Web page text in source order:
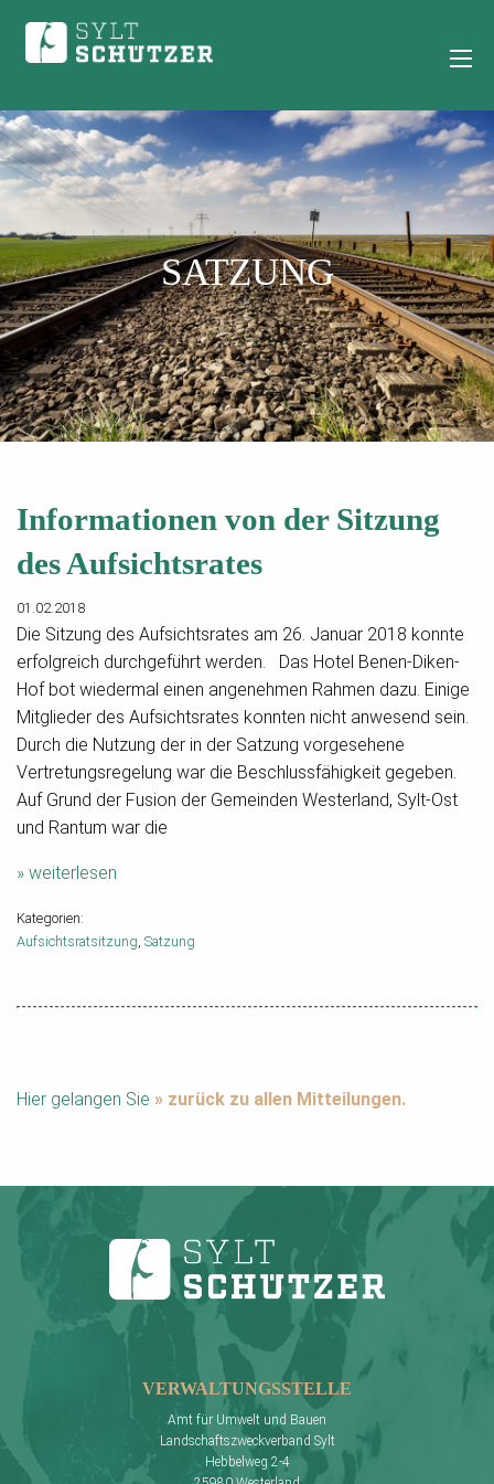
SATZUNG
Informationen von der Sitzung
des Aufsichtsrates
01.02.2018
Die Sitzung des Aufsichtsrates am 26. Januar 2018 konnte
erfolgreich durchgeführt werden. Das Hotel Benen-Diken-
Hof bot wiedermal einen angenehmen Rahmen dazu. Einige
Mitglieder des Aufsichtsrates konnten nicht anwesend sein.
Durch die Nutzung der in der Satzung vorgesehene
Vertretungsregelung war die Beschlussfähigkeit gegeben.
Auf Grund der Fusion der Gemeinden Westerland, Sylt-Ost
und Rantum war die
» weiterlesen
Kategorien:
Aufsichtsratsitzung Satzung
Hier gelangen Sie » zurück zu allen Mitteilungen.
VERWALTUNGSSTELLE
Amt für Umwelt und Bauen
Landschaftszweckverband Sylt
Hebbelweg 2-4